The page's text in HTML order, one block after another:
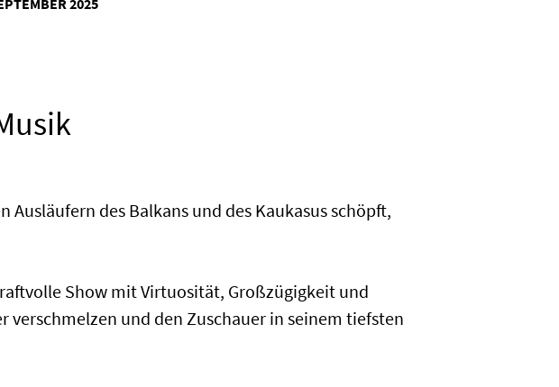
2025
des Balkans und des Kaukasus schöpft,
Show mit Virtuosität, Großzügigkeit und
und den Zuschauer in seinem tiefsten